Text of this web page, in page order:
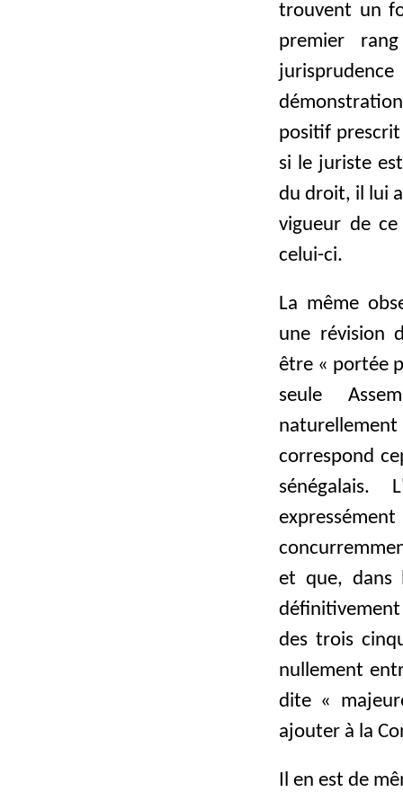
trouvent un
premier
positif
si le juriste
du droit, il lui
vigueur de
celui-ci.
La même
une révision
être « portée
seule
correspond
et que, dans
définitivement
des trois
nullement
dite «
ajouter à la
Il en est de